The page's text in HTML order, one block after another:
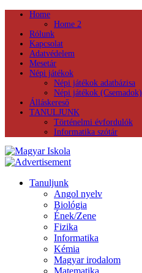
Home
Home 2
Rólunk
Kapcsolat
Adatvédelem
Mesetár
Népi játékok
Népi játékok adatbázisa
Népi játékok (Csemadok)
Álláskereső
TANULJUNK
Történelmi évfordulók
Informatika szótár
Tanuljunk
Angol nyelv
Biológia
Ének/Zene
Fizika
Informatika
Kémia
Magyar irodalom
Matematika